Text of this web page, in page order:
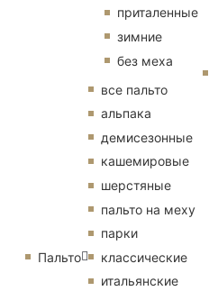
приталенные
зимние
без меха
Пальто
все пальто
альпака
демисезонные
кашемировые
шерстяные
пальто на меху
парки
классические
итальянские